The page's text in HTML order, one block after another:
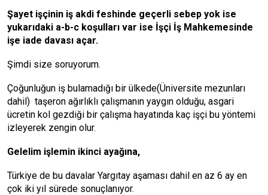
Şayet işçinin iş akdi feshinde geçerli sebep yok ise
yukarıdaki a-b-c koşulları var ise İşçi İş Mahkemesinde
işe iade davası açar.
Şimdi size soruyorum.
Çoğunluğun iş bulamadığı bir ülkede(Üniversite mezunları
dahil) taşeron ağırlıklı çalışmanın yaygın olduğu, asgari
ücretin kol gezdiği bir çalışma hayatında kaç işçi bu yöntemi
izleyerek zengin olur.
Gelelim işlemin ikinci ayağına,
Türkiye de bu davalar Yargıtay aşaması dahil en az 6 ay en
çok iki yıl sürede sonuçlanıyor.